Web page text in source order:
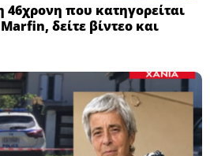
46χρονη που κατηγορείται
δείτε βίντεο και